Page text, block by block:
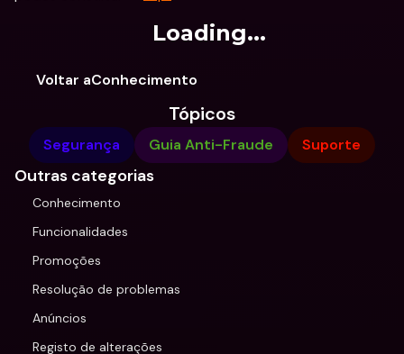
Loading...
Voltar aConhecimento
Tópicos
Segurança Guia Anti-Fraude Suporte
Outras categorias
Conhecimento
Funcionalidades
Promoções
Resolução de problemas
Anúncios
Registo de alterações